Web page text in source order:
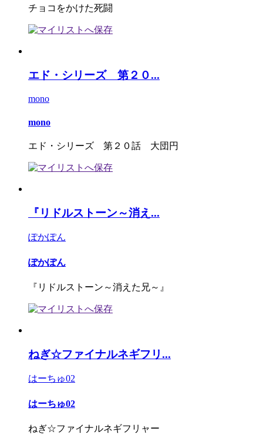
チョコをかけた死闘
エド・シリーズ 第２０...
mono
mono
エド・シリーズ 第２０話 大団円
『リドルストーン～消え...
ぽかぽん
ぽかぽん
『リドルストーン～消えた兄～』
ねぎ☆ファイナルネギフリ...
はーちゅ02
はーちゅ02
ねぎ☆ファイナルネギフリャー